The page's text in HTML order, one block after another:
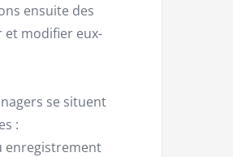
ensuite des
et modifier eux-
se situent
:
enregistrement